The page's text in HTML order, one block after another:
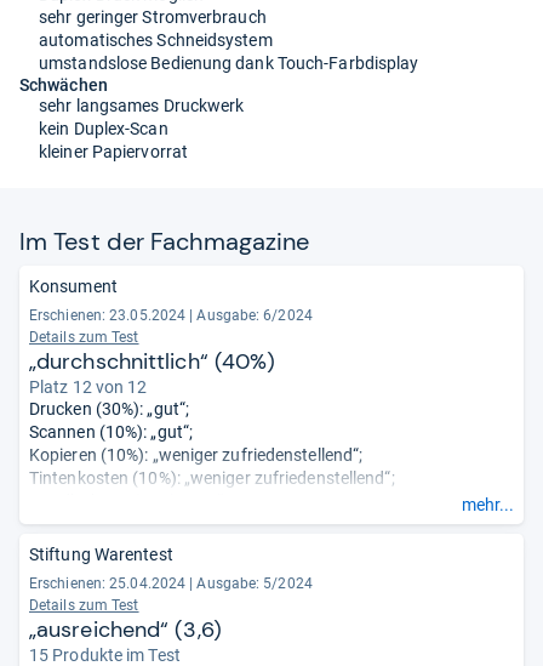
sehr geringer Stromverbrauch
automatisches Schneidsystem
umstandslose Bedienung dank Touch-Farbdisplay
Schwächen
sehr langsames Druckwerk
kein Duplex-Scan
kleiner Papiervorrat
Im Test der Fach­ma­ga­zine
Konsument
Erschienen: 23.05.2024 | Ausgabe: 6/2024
Details zum Test
„durchschnittlich“ (40%)
Platz 12 von 12
Drucken (30%): „gut“;
Scannen (10%): „gut“;
Kopieren (10%): „weniger zufriedenstellend“;
Tintenkosten (10%): „weniger zufriedenstellend“;
Vielseitigkeit (5%): „gut";
Umwelteigenschaften (20%): „durchschnittlich“.
mehr...
Stiftung Warentest
Erschienen: 25.04.2024 | Ausgabe: 5/2024
Details zum Test
„ausreichend“ (3,6)
15 Produkte im Test